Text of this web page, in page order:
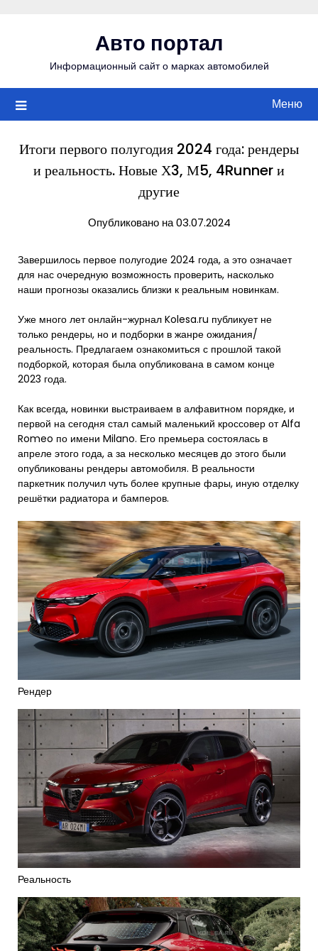
Авто портал
Информационный сайт о марках автомобилей
Меню
Итоги первого полугодия 2024 года: рендеры
и реальность. Новые Х3, М5, 4Runner и
другие
Опубликовано на 03.07.2024
Завершилось первое полугодие 2024 года, а это означает
для нас очередную возможность проверить, насколько
наши прогнозы оказались близки к реальным новинкам.
Уже много лет онлайн-журнал Kolesa.ru публикует не
только рендеры, но и подборки в жанре ожидания/
реальность. Предлагаем ознакомиться с прошлой такой
подборкой, которая была опубликована в самом конце
2023 года.
Как всегда, новинки выстраиваем в алфавитном порядке, и
первой на сегодня стал самый маленький кроссовер от Alfa
Romeo по имени Milano. Его премьера состоялась в
апреле этого года, а за несколько месяцев до этого были
опубликованы рендеры автомобиля. В реальности
паркетник получил чуть более крупные фары, иную отделку
решётки радиатора и бамперов.
Рендер
Реальность